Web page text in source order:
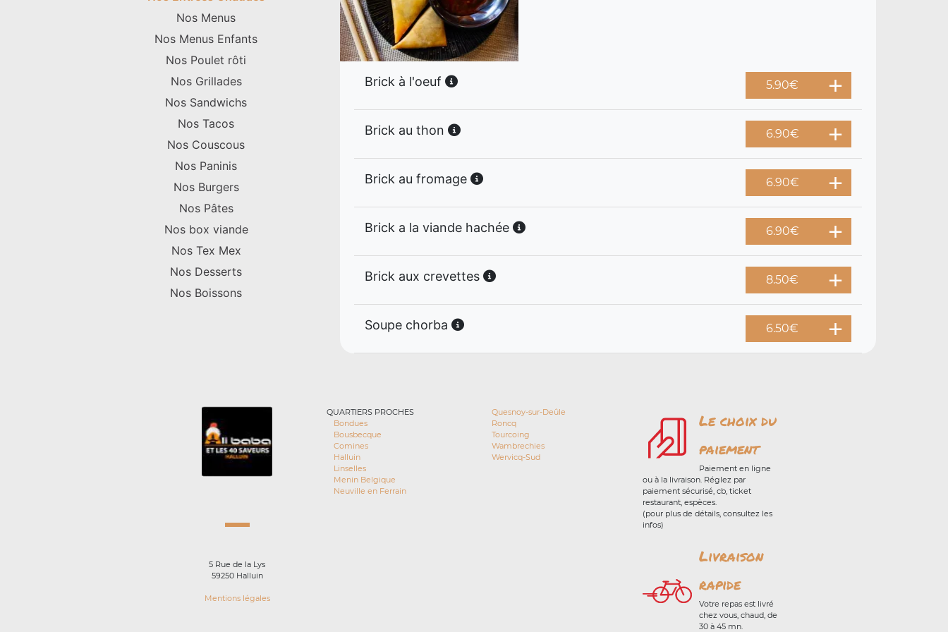
Nos Menus
Nos Menus Enfants
Nos Poulet rôti
Nos Grillades
Nos Sandwichs
Nos Tacos
Nos Couscous
Nos Paninis
Nos Burgers
Nos Pâtes
Nos box viande
Nos Tex Mex
Nos Desserts
Nos Boissons
Brick à l'oeuf 5.90€
Brick au thon 6.90€
Brick au fromage 6.90€
Brick a la viande hachée 6.90€
Brick aux crevettes 8.50€
Soupe chorba 6.50€
5 Rue de la Lys
59250 Halluin
Mentions légales
QUARTIERS PROCHES
Bondues
Bousbecque
Comines
Halluin
Linselles
Menin Belgique
Neuville en Ferrain
Quesnoy-sur-Deûle
Roncq
Tourcoing
Wambrechies
Wervicq-Sud
Le choix du
paiement
Paiement en ligne
ou à la livraison. Réglez par
paiement sécurisé, cb, ticket
restaurant, espèces.
(pour plus de détails, consultez les
infos)
Livraison
rapide
Votre repas est livré
chez vous, chaud, de
30 à 45 mn.